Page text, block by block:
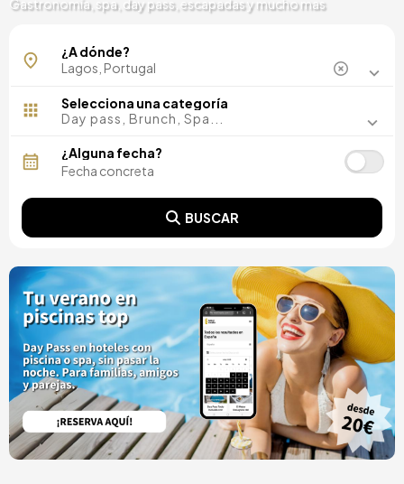
Gastronomía, spa, day pass, escapadas y mucho mas
¿A dónde?
Selecciona una categoría
Day pass, Brunch, Spa...
¿Alguna fecha?
BUSCAR